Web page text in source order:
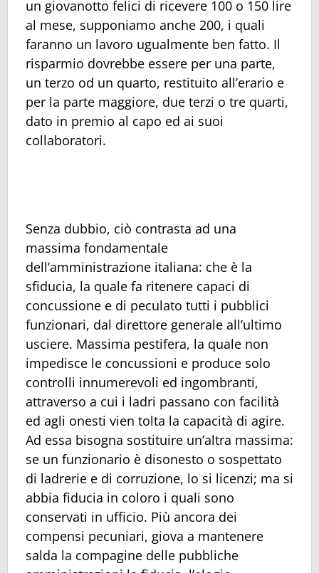
un giovanotto felici di ricevere 100 o 150 lire
al mese, supponiamo anche 200, i quali
faranno un lavoro ugualmente ben fatto. Il
risparmio dovrebbe essere per una parte,
un terzo od un quarto, restituito all’erario e
per la parte maggiore, due terzi o tre quarti,
dato in premio al capo ed ai suoi
collaboratori.
Senza dubbio, ciò contrasta ad una
massima fondamentale
dell’amministrazione italiana: che è la
sfiducia, la quale fa ritenere capaci di
concussione e di peculato tutti i pubblici
funzionari, dal direttore generale all’ultimo
usciere. Massima pestifera, la quale non
impedisce le concussioni e produce solo
controlli innumerevoli ed ingombranti,
attraverso a cui i ladri passano con facilità
ed agli onesti vien tolta la capacità di agire.
Ad essa bisogna sostituire un’altra massima:
se un funzionario è disonesto o sospettato
di ladrerie e di corruzione, lo si licenzi; ma si
abbia fiducia in coloro i quali sono
conservati in ufficio. Più ancora dei
compensi pecuniari, giova a mantenere
salda la compagine delle pubbliche